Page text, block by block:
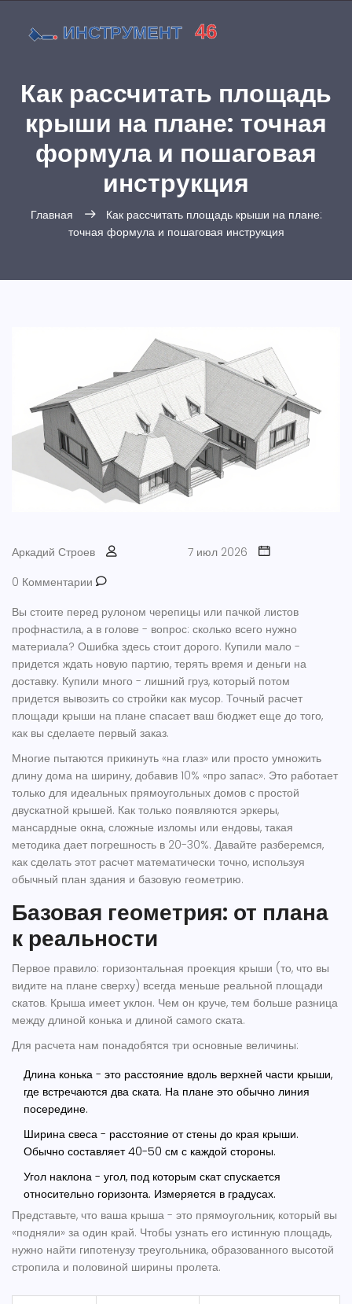
Как рассчитать площадь
крыши на плане: точная
формула и пошаговая
инструкция
Главная
Как рассчитать площадь крыши на плане:
точная формула и пошаговая инструкция
Аркадий Строев
7 июл 2026
0 Комментарии
Вы стоите перед рулоном черепицы или пачкой листов
профнастила, а в голове - вопрос: сколько всего нужно
материала? Ошибка здесь стоит дорого. Купили мало -
придется ждать новую партию, терять время и деньги на
доставку. Купили много - лишний груз, который потом
придется вывозить со стройки как мусор. Точный расчет
площади крыши на плане спасает ваш бюджет еще до того,
как вы сделаете первый заказ.
Многие пытаются прикинуть «на глаз» или просто умножить
длину дома на ширину, добавив 10% «про запас». Это работает
только для идеальных прямоугольных домов с простой
двускатной крышей. Как только появляются эркеры,
мансардные окна, сложные изломы или ендовы, такая
методика дает погрешность в 20-30%. Давайте разберемся,
как сделать этот расчет математически точно, используя
обычный план здания и базовую геометрию.
Базовая геометрия: от плана
к реальности
Первое правило: горизонтальная проекция крыши (то, что вы
видите на плане сверху) всегда меньше реальной площади
скатов. Крыша имеет уклон. Чем он круче, тем больше разница
между длиной конька и длиной самого ската.
Для расчета нам понадобятся три основные величины:
Длина конька - это расстояние вдоль верхней части крыши,
где встречаются два ската. На плане это обычно линия
посередине.
Ширина свеса - расстояние от стены до края крыши.
Обычно составляет 40-50 см с каждой стороны.
Угол наклона - угол, под которым скат спускается
относительно горизонта. Измеряется в градусах.
Представьте, что ваша крыша - это прямоугольник, который вы
«подняли» за один край. Чтобы узнать его истинную площадь,
нужно найти гипотенузу треугольника, образованного высотой
стропила и половиной ширины пролета.